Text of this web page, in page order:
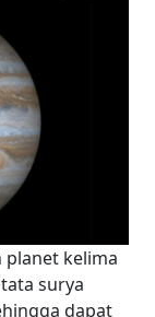
planet kelima
surya
dapat